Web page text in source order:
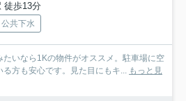
徒歩13分
公共下水
いなら1Kの物件がオススメ。駐車場に空
方も安心です。見た目にもキ... もっと見